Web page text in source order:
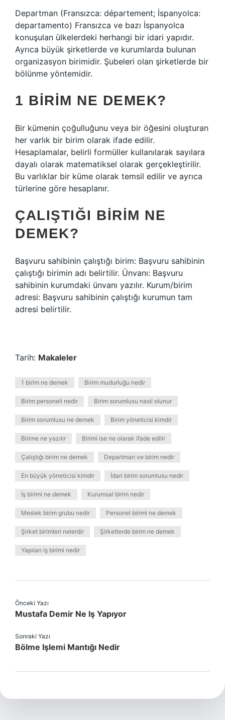
Departman (Fransızca: département; İspanyolca:
departamento) Fransızca ve bazı İspanyolca
konuşulan ülkelerdeki herhangi bir idari yapıdır.
Ayrıca büyük şirketlerde ve kurumlarda bulunan
organizasyon birimidir. Şubeleri olan şirketlerde bir
bölünme yöntemidir.
1 BIRIM NE DEMEK?
Bir kümenin çoğulluğunu veya bir öğesini oluşturan
her varlık bir birim olarak ifade edilir.
Hesaplamalar, belirli formüller kullanılarak sayılara
dayalı olarak matematiksel olarak gerçekleştirilir.
Bu varlıklar bir küme olarak temsil edilir ve ayrıca
türlerine göre hesaplanır.
ÇALIŞTIĞI BIRIM NE
DEMEK?
Başvuru sahibinin çalıştığı birim: Başvuru sahibinin
çalıştığı birimin adı belirtilir. Ünvanı: Başvuru
sahibinin kurumdaki ünvanı yazılır. Kurum/birim
adresi: Başvuru sahibinin çalıştığı kurumun tam
adresi belirtilir.
Tarih: Makaleler
1 birim ne demek Birim mudurluğu nedir
Birim personeli nedir Birim sorumlusu nasıl olunur
Birim sorumlusu ne demek Birim yöneticisi kimdir
Birime ne yazılır Birimi ise ne olarak ifade edilir
Çalıştığı birim ne demek Departman ve birim nedir
En büyük yöneticisi kimdir İdari birim sorumlusu nedir
İş birimi ne demek Kurumsal birim nedir
Meslek birim grubu nedir Personel birimi ne demek
Şirket birimleri nelerdir Şirketlerde birim ne demek
Yapılan iş birimi nedir
Önceki Yazı
Mustafa Demir Ne Iş Yapıyor
Sonraki Yazı
Bölme Işlemi Mantığı Nedir